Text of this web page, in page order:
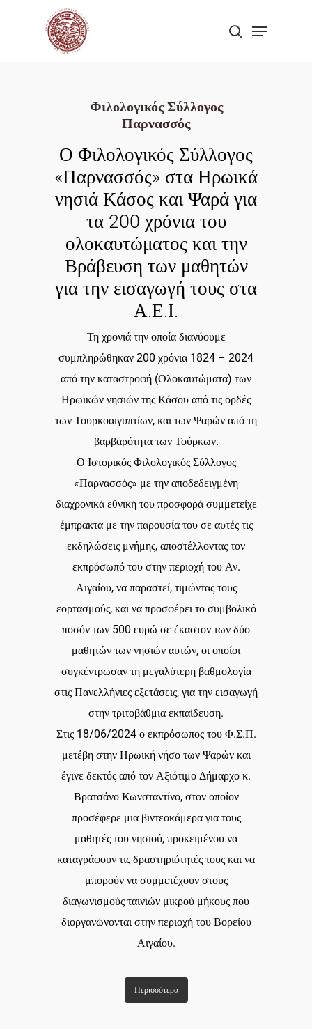
search
Menu
Φιλολογικός Σύλλογος
Παρνασσός
Ο Φιλολογικός Σύλλογος
«Παρνασσός» στα Ηρωικά
νησιά Κάσος και Ψαρά για
τα 200 χρόνια του
ολοκαυτώματος και την
Βράβευση των μαθητών
για την εισαγωγή τους στα
Α.Ε.Ι.
Τη χρονιά την οποία διανύουμε
συμπληρώθηκαν 200 χρόνια 1824 – 2024
από την καταστροφή (Ολοκαυτώματα) των
Ηρωικών νησιών της Κάσου από τις ορδές
των Τουρκοαιγυπτίων, και των Ψαρών από τη
βαρβαρότητα των Τούρκων.
Ο Ιστορικός Φιλολογικός Σύλλογος
«Παρνασσός» με την αποδεδειγμένη
διαχρονικά εθνική του προσφορά συμμετείχε
έμπρακτα με την παρουσία του σε αυτές τις
εκδηλώσεις μνήμης, αποστέλλοντας τον
εκπρόσωπό του στην περιοχή του Αν.
Αιγαίου, να παραστεί, τιμώντας τους
εορτασμούς, και να προσφέρει το συμβολικό
ποσόν των 500 ευρώ σε έκαστον των δύο
μαθητών των νησιών αυτών, οι οποίοι
συγκέντρωσαν τη μεγαλύτερη βαθμολογία
στις Πανελλήνιες εξετάσεις, για την εισαγωγή
στην τριτοβάθμια εκπαίδευση.
Στις 18/06/2024 ο εκπρόσωπος του Φ.Σ.Π.
μετέβη στην Ηρωική νήσο των Ψαρών και
έγινε δεκτός από τον Αξιότιμο Δήμαρχο κ.
Βρατσάνο Κωνσταντίνο, στον οποίον
προσέφερε μια βιντεοκάμερα για τους
μαθητές του νησιού, προκειμένου να
καταγράφουν τις δραστηριότητές τους και να
μπορούν να συμμετέχουν στους
διαγωνισμούς ταινιών μικρού μήκους που
διοργανώνονται στην περιοχή του Βορείου
Αιγαίου.
Περισσότερα